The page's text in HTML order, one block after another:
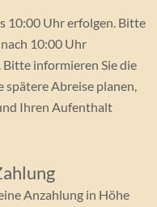
10:00 Uhr erfolgen. Bitte
10:00 Uhr
informieren Sie die
spätere Abreise planen,
Ihren Aufenthalt
Anzahlung in Höhe